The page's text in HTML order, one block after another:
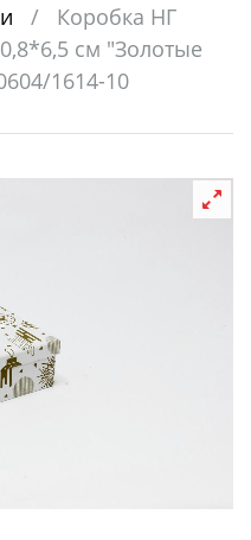
/
Коробка НГ
см "Золотые
1614-10